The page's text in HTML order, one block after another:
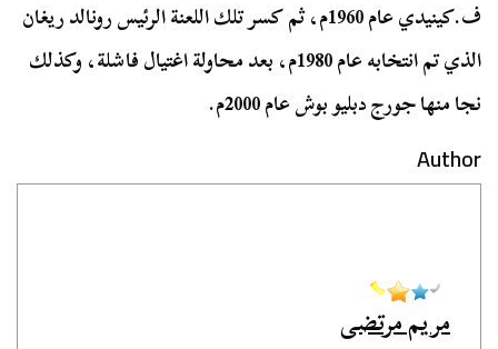
ف.كينيدي عام 1960م، ثم كسر تلك اللعنة الرئيس رونالد ريغان
الذي تم انتخابه عام 1980م، بعد محاولة اغتيال فاشلة، وكذلك
نجا منها جورج دبليو بوش عام 2000م.
Author
مريم مرتضى